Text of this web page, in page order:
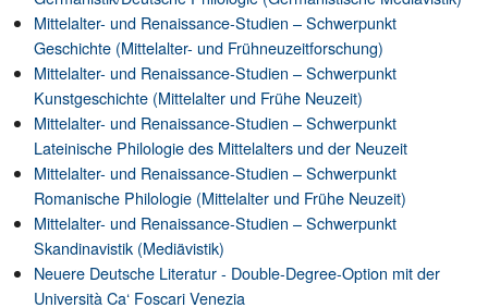
Mittelalter- und Renaissance-Studien – Schwerpunkt
Geschichte (Mittelalter- und Frühneuzeitforschung)
Mittelalter- und Renaissance-Studien – Schwerpunkt
Kunstgeschichte (Mittelalter und Frühe Neuzeit)
Mittelalter- und Renaissance-Studien – Schwerpunkt
Lateinische Philologie des Mittelalters und der Neuzeit
Mittelalter- und Renaissance-Studien – Schwerpunkt
Romanische Philologie (Mittelalter und Frühe Neuzeit)
Mittelalter- und Renaissance-Studien – Schwerpunkt
Skandinavistik (Mediävistik)
Neuere Deutsche Literatur - Double-Degree-Option mit der
Università Ca‘ Foscari Venezia